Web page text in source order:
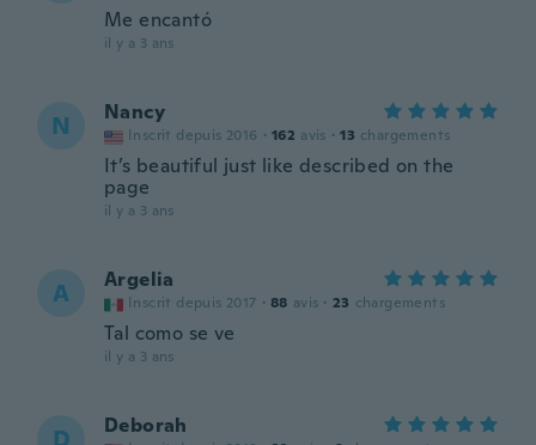
Me encantó
il y a 3 ans
N Nancy
Inscrit depuis 2016 · 162 avis · 13 chargements
It’s beautiful just like described on the
page
il y a 3 ans
A Argelia
Inscrit depuis 2017 · 88 avis · 23 chargements
Tal como se ve
il y a 3 ans
Deborah